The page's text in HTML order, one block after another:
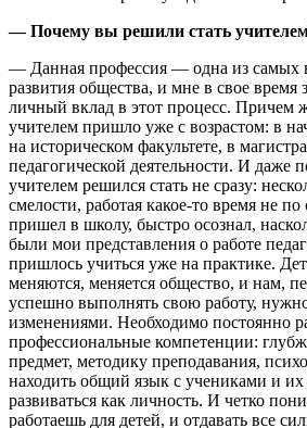
— Почему вы решили стать
— Данная профессия — одна из самых
развития общества, и мне в свое время
личный вклад в этот процесс. Причем
учителем пришло уже с возрастом: в
на историческом факультете, в
педагогической деятельности. И даже
учителем решился стать не сразу:
смелости, работая какое-то время не
пришел в школу, быстро осознал,
были мои представления о работе
пришлось учиться уже на практике.
меняются, меняется общество, и нам,
успешно выполнять свою работу,
изменениями. Необходимо постоянно
профессиональные компетенции:
предмет, методику преподавания,
находить общий язык с учениками и их
развиваться как личность. И четко
работаешь для детей, и отдавать все